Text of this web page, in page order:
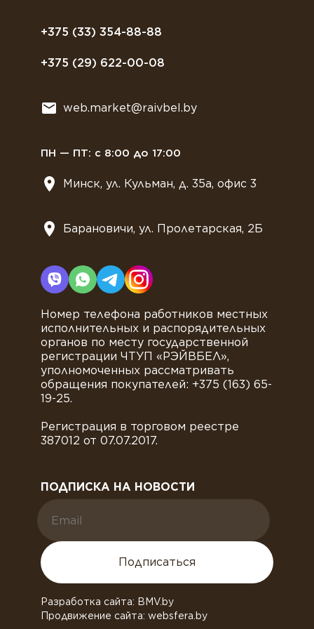
+375 (33) 354-88-88
+375 (29) 622-00-08
web.market@raivbel.by
ПН — ПТ: с 8:00 до 17:00
Минск, ул. Кульман, д. 35а, офис 3
Барановичи, ул. Пролетарская, 2Б
Номер телефона работников местных
исполнительных и распорядительных
органов по месту государственной
регистрации ЧТУП «РЭЙВБЕЛ»,
уполномоченных рассматривать
обращения покупателей: +375 (163) 65-
19-25.
Регистрация в торговом реестре
387012 от 07.07.2017.
ПОДПИСКА НА НОВОСТИ
Подписаться
Договор оферты
Разработка сайта: BMV.by
Продвижение сайта: websfera.by